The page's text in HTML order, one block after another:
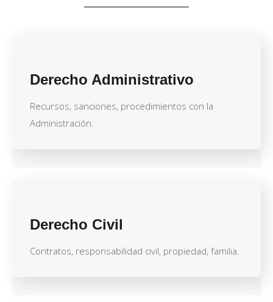
Derecho Administrativo
Recursos, sanciones, procedimientos con la
Administración.
Derecho Civil
Contratos, responsabilidad civil, propiedad, familia.